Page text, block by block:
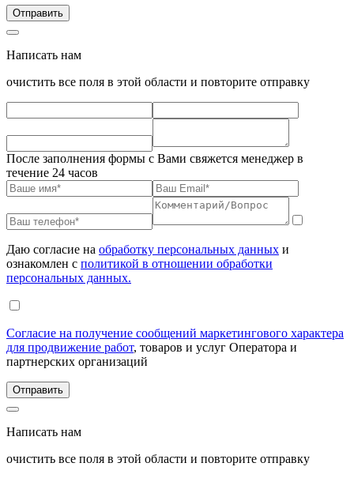
Написать нам
очистить все поля в этой области и повторите отправку
После заполнения формы с Вами свяжется менеджер в
течение 24 часов
Даю согласие на обработку персональных данных и
ознакомлен с политикой в отношении обработки
персональных данных.
Согласие на получение сообщений маркетингового характера
для продвижение работ, товаров и услуг Оператора и
партнерских организаций
Написать нам
очистить все поля в этой области и повторите отправку